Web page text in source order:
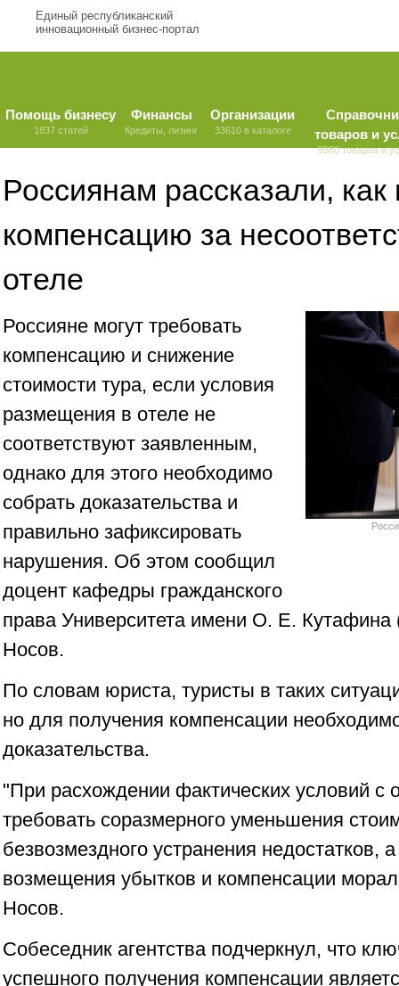
Единый республиканский
инновационный бизнес-портал
Помощь бизнесу
1837 статей
Финансы
Кредиты, лизинг
Организации
33610 в каталоге
товаров и
9580 товаров и
Россиянам рассказали, как
компенсацию за
отеле
Россияне могут требовать
компенсацию и снижение
стоимости тура, если условия
размещения в отеле не
соответствуют заявленным,
однако для этого необходимо
собрать доказательства и
правильно зафиксировать
нарушения. Об этом сообщил
доцент кафедры гражданского
права Университета имени О. Е.
Носов.
По словам юриста, туристы в таких
но для получения компенсации
доказательства.
"При расхождении фактических условий
требовать соразмерного уменьшения
безвозмездного устранения недостатков,
возмещения убытков и компенсации
Носов.
Собеседник агентства подчеркнул, что
успешного получения компенсации